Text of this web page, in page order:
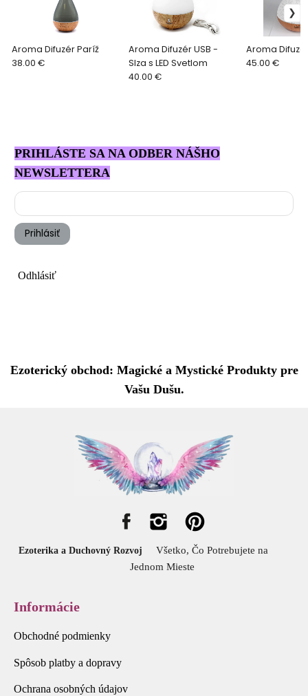
Aroma Difuzér Paríž
38.00 €
Aroma Difuzér USB -
Slza s LED Svetlom
40.00 €
Aroma
45.00 €
PRIHLÁSTE SA NA ODBER NÁŠHO
NEWSLETTERA
Prihlásiť
Odhlásiť
Ezoterický obchod: Magické a Mystické Produkty pre
Vašu Dušu.
Ezoterika a Duchovný Rozvoj
Všetko, Čo Potrebujete na
Jednom Mieste
Informácie
Obchodné podmienky
Spôsob platby a dopravy
Ochrana osobných údajov